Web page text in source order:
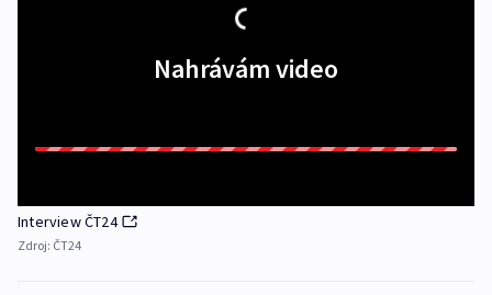
Nahrávám video
Interview ČT24
Zdroj: ČT24